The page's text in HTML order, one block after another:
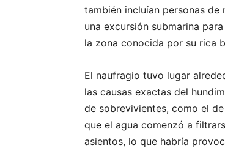
también incluían personas
una excursión submarina
la zona conocida por su rica
El naufragio tuvo lugar
las causas exactas del
de sobrevivientes, como el
que el agua comenzó a
asientos, lo que habría